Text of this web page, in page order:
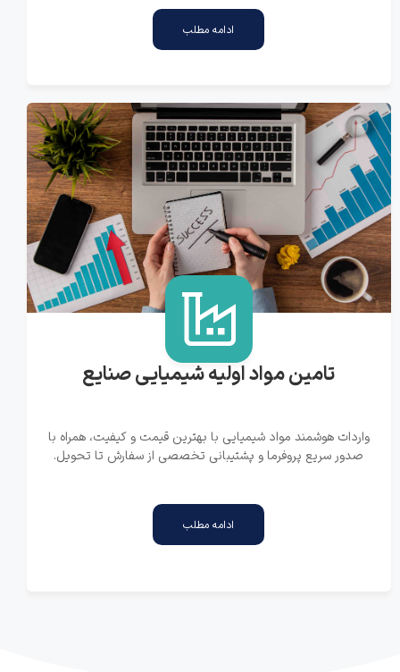
ادامه مطلب
تامین مواد اولیه شیمیایی صنایع
واردات هوشمند مواد شیمیایی با بهترین قیمت و کیفیت، همراه با
صدور سریع پروفرما و پشتیبانی تخصصی از سفارش تا تحویل.
ادامه مطلب